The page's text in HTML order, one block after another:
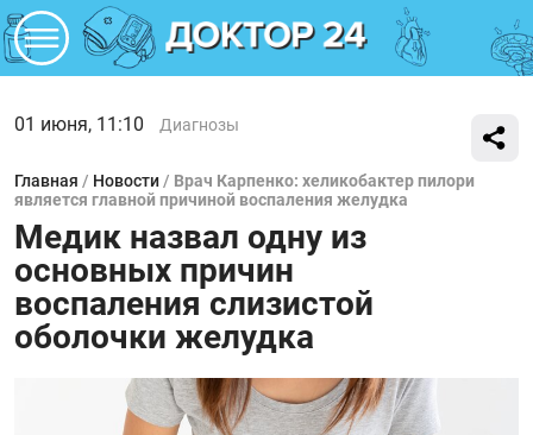
01 июня, 11:10 Диагнозы
Главная / Новости / Врач Карпенко: хеликобактер пилори
является главной причиной воспаления желудка
Медик назвал одну из
основных причин
воспаления слизистой
оболочки желудка